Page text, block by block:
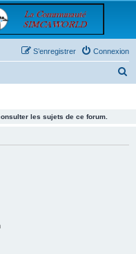
Connexion
S’enregistrer
les sujets de ce forum.